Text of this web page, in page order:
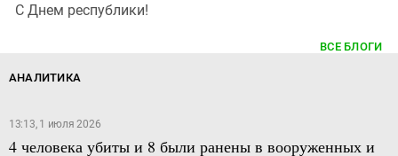
С Днем республики!
ВСЕ БЛОГИ
АНАЛИТИКА
13:13, 1 июля 2026
4 человека убиты и 8 были ранены в вооруженных и